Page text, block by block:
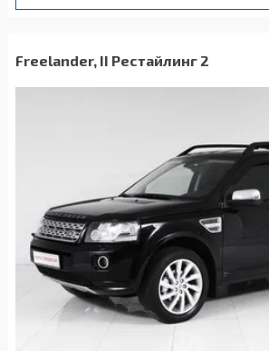
Freelander, II Рестайлинг 2